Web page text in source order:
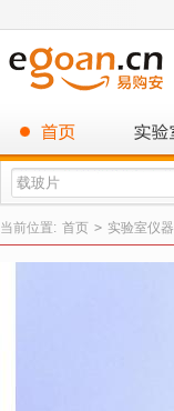
当前位置: 首页 > 实验室仪器